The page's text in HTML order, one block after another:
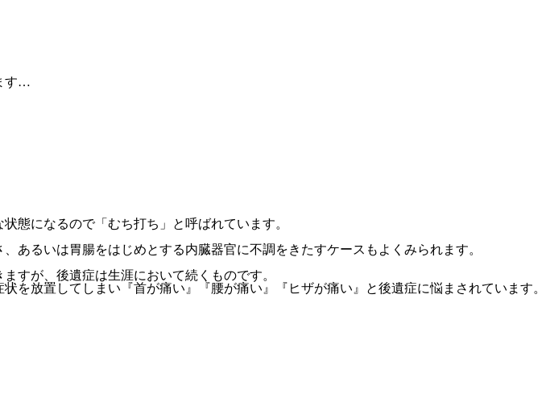
す…
態になるので「むち打ち」と呼ばれています。
あるいは胃腸をはじめとする内臓器官に不調をきたすケースもよくみられます。
すが、後遺症は生涯において続くものです。
を放置してしまい『首が痛い』『腰が痛い』『ヒザが痛い』と後遺症に悩まされています。